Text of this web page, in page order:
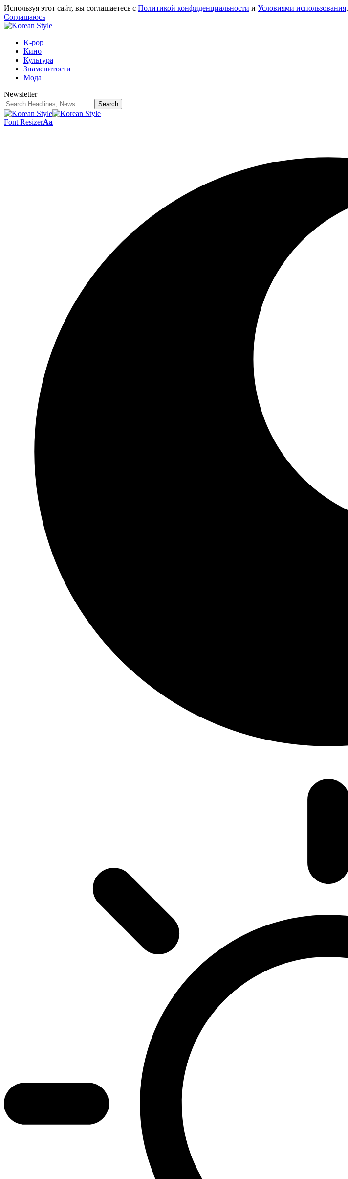
Используя этот сайт, вы соглашаетесь с Политикой конфиденциальности и Условиями использования.
Соглашаюсь
K-pop
Кино
Культура
Знаменитости
Мода
Newsletter
Font ResizerAa